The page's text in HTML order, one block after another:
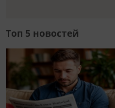
Топ 5 новостей